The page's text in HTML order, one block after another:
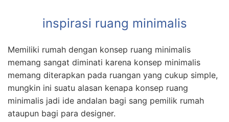
inspirasi ruang minimalis
Memiliki rumah dengan konsep ruang minimalis
memang sangat diminati karena konsep minimalis
memang diterapkan pada ruangan yang cukup simple,
mungkin ini suatu alasan kenapa konsep ruang
minimalis jadi ide andalan bagi sang pemilik rumah
ataupun bagi para designer.